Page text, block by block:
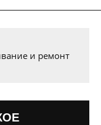
и ремонт